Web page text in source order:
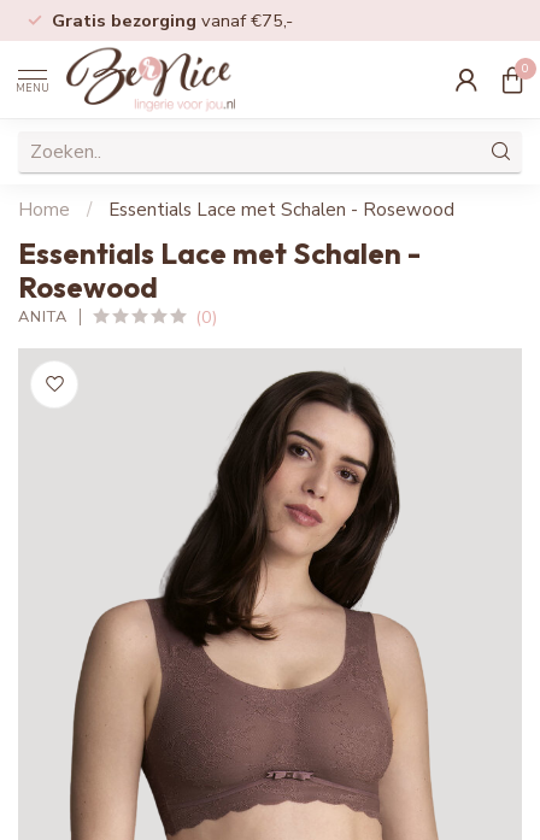
Gratis bezorging vanaf €75,-
MENU
0
Home / Essentials Lace met Schalen - Rosewood
Essentials Lace met Schalen -
Rosewood
ANITA (0)